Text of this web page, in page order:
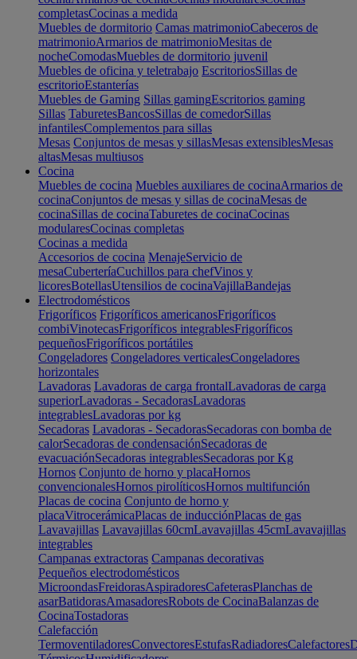
completasCocinas a medida
Muebles de dormitorio Camas matrimonioCabeceros de
matrimonioArmarios de matrimonioMesitas de
nocheComodasMuebles de dormitorio juvenil
Muebles de oficina y teletrabajo EscritoriosSillas de
escritorioEstanterías
Muebles de Gaming Sillas gamingEscritorios gaming
Sillas TaburetesBancosSillas de comedorSillas
infantilesComplementos para sillas
Mesas Conjuntos de mesas y sillasMesas extensiblesMesas
altasMesas multiusos
Cocina
Muebles de cocina Muebles auxiliares de cocinaArmarios de
cocinaConjuntos de mesas y sillas de cocinaMesas de
cocinaSillas de cocinaTaburetes de cocinaCocinas
modularesCocinas completas
Cocinas a medida
Accesorios de cocina MenajeServicio de
mesaCuberteríaCuchillos para chefVinos y
licoresBotellasUtensilios de cocinaVajillaBandejas
Electrodomésticos
Frigoríficos Frigoríficos americanosFrigoríficos
combiVinotecasFrigoríficos integrablesFrigoríficos
pequeñosFrigoríficos portátiles
Congeladores Congeladores verticalesCongeladores
horizontales
Lavadoras Lavadoras de carga frontalLavadoras de carga
superiorLavadoras - SecadorasLavadoras
integrablesLavadoras por kg
Secadoras Lavadoras - SecadorasSecadoras con bomba de
calorSecadoras de condensaciónSecadoras de
evacuaciónSecadoras integrablesSecadoras por Kg
Hornos Conjunto de horno y placaHornos
convencionalesHornos pirolíticosHornos multifunción
Placas de cocina Conjunto de horno y
placaVitrocerámicaPlacas de inducciónPlacas de gas
Lavavajillas Lavavajillas 60cmLavavajillas 45cmLavavajillas
integrables
Campanas extractoras Campanas decorativas
Pequeños electrodomésticos
MicroondasFreidorasAspiradoresCafeterasPlanchas de
asarBatidorasAmasadoresRobots de CocinaBalanzas de
CocinaTostadoras
Calefacción
TermoventiladoresConvectoresEstufasRadiadoresCalefactores